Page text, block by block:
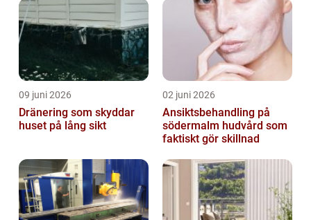
09 juni 2026
Dränering som skyddar
huset på lång sikt
02 juni 2026
Ansiktsbehandling på
södermalm hudvård som
faktiskt gör skillnad